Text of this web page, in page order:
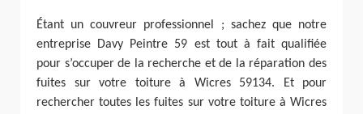
Étant un couvreur professionnel ; sachez que notre
entreprise Davy Peintre 59 est tout à fait qualifiée
pour s’occuper de la recherche et de la réparation des
fuites sur votre toiture à Wicres 59134. Et pour
rechercher toutes les fuites sur votre toiture à Wicres